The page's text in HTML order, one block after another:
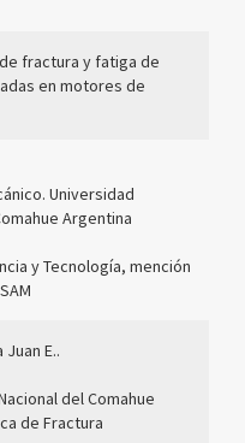
fractura y fatiga de
en motores de
Universidad
Argentina
y Tecnología, mención
E..
del Comahue
de Fractura